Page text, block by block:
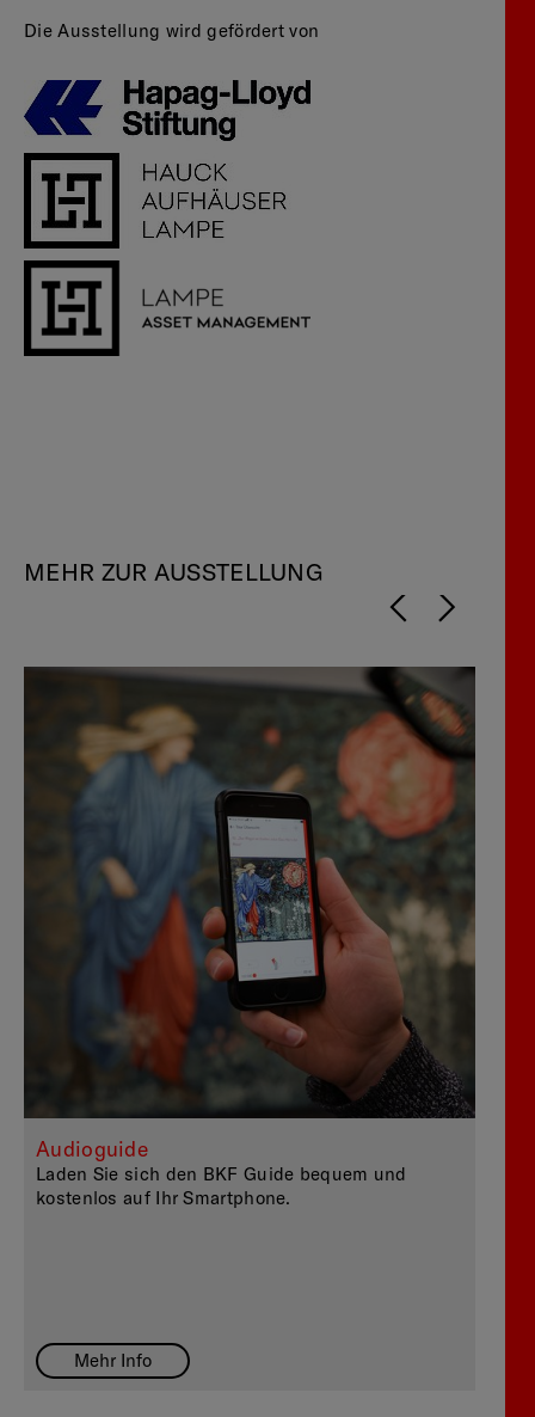
Die Ausstellung wird gefördert von
MEHR ZUR AUSSTELLUNG
Audioguide
Laden Sie sich den BKF Guide bequem und
kostenlos auf Ihr Smartphone.
Mehr Info